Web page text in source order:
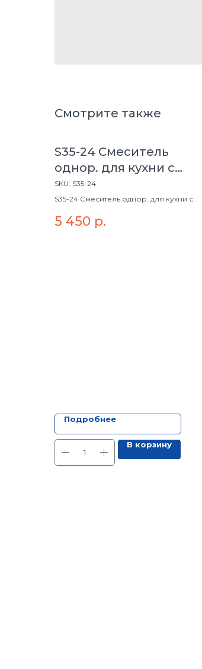
Смотрите также
S35-24 Смеситель
однор. для кухни с
высоким изливом
SKU: S35-24
S35-24 Смеситель однор. для кухни с
5 450 р.
Подробнее
В корзину